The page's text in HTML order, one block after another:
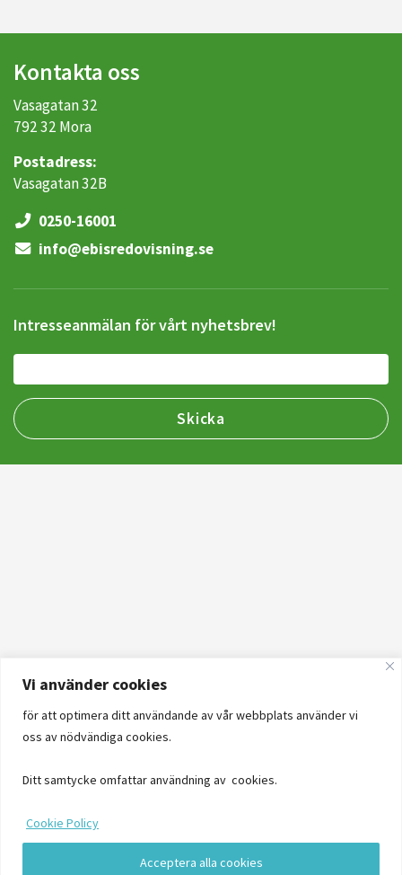
Vi använder cookies
för att optimera ditt användande av vår webbplats använder vi
oss av nödvändiga cookies.
Ditt samtycke omfattar användning av cookies.
Cookie Policy
Acceptera alla cookies
Kontakta oss
Vasagatan 32
792 32 Mora
Postadress:
Vasagatan 32B
0250-16001
info@ebisredovisning.se
Intresseanmälan för vårt nyhetsbrev!